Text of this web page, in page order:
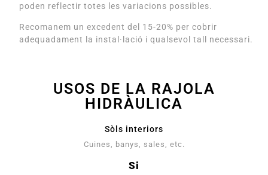
poden reflectir totes les variacions possibles.
Recomanem un excedent del 15-20% per cobrir
adequadament la instal·lació i qualsevol tall necessari.
USOS DE LA RAJOLA
HIDRÀULICA
Sòls interiors
Cuines, banys, sales, etc.
Si